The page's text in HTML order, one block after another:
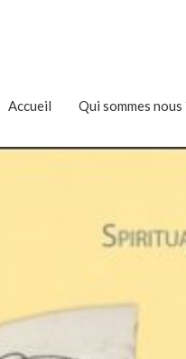
Accueil Qui sommes nous